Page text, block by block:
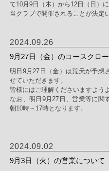
て10月9日（木）から12日（日）に
当クラブで開催されることが決定
2024.09.26
9月27日（金）のコースクロ
明日9月27日（金）は荒天が予想
せていただきます。
皆様にはご理解くださいますよう
なお、明日9月27日、営業等に関
朝10時～17時となります。
2024.09.02
9月3日（火）の営業について